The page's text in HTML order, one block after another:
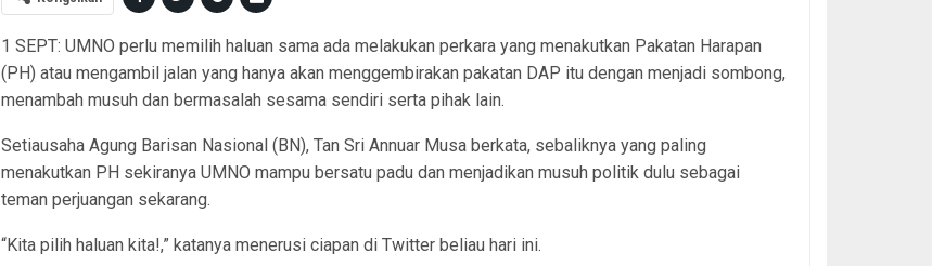
1 SEPT: UMNO perlu memilih haluan sama ada melakukan perkara yang menakutkan Pakatan Harapan
(PH) atau mengambil jalan yang hanya akan menggembirakan pakatan DAP itu dengan menjadi sombong,
menambah musuh dan bermasalah sesama sendiri serta pihak lain.
Setiausaha Agung Barisan Nasional (BN), Tan Sri Annuar Musa berkata, sebaliknya yang paling
menakutkan PH sekiranya UMNO mampu bersatu padu dan menjadikan musuh politik dulu sebagai
teman perjuangan sekarang.
“Kita pilih haluan kita!,” katanya menerusi ciapan di Twitter beliau hari ini.